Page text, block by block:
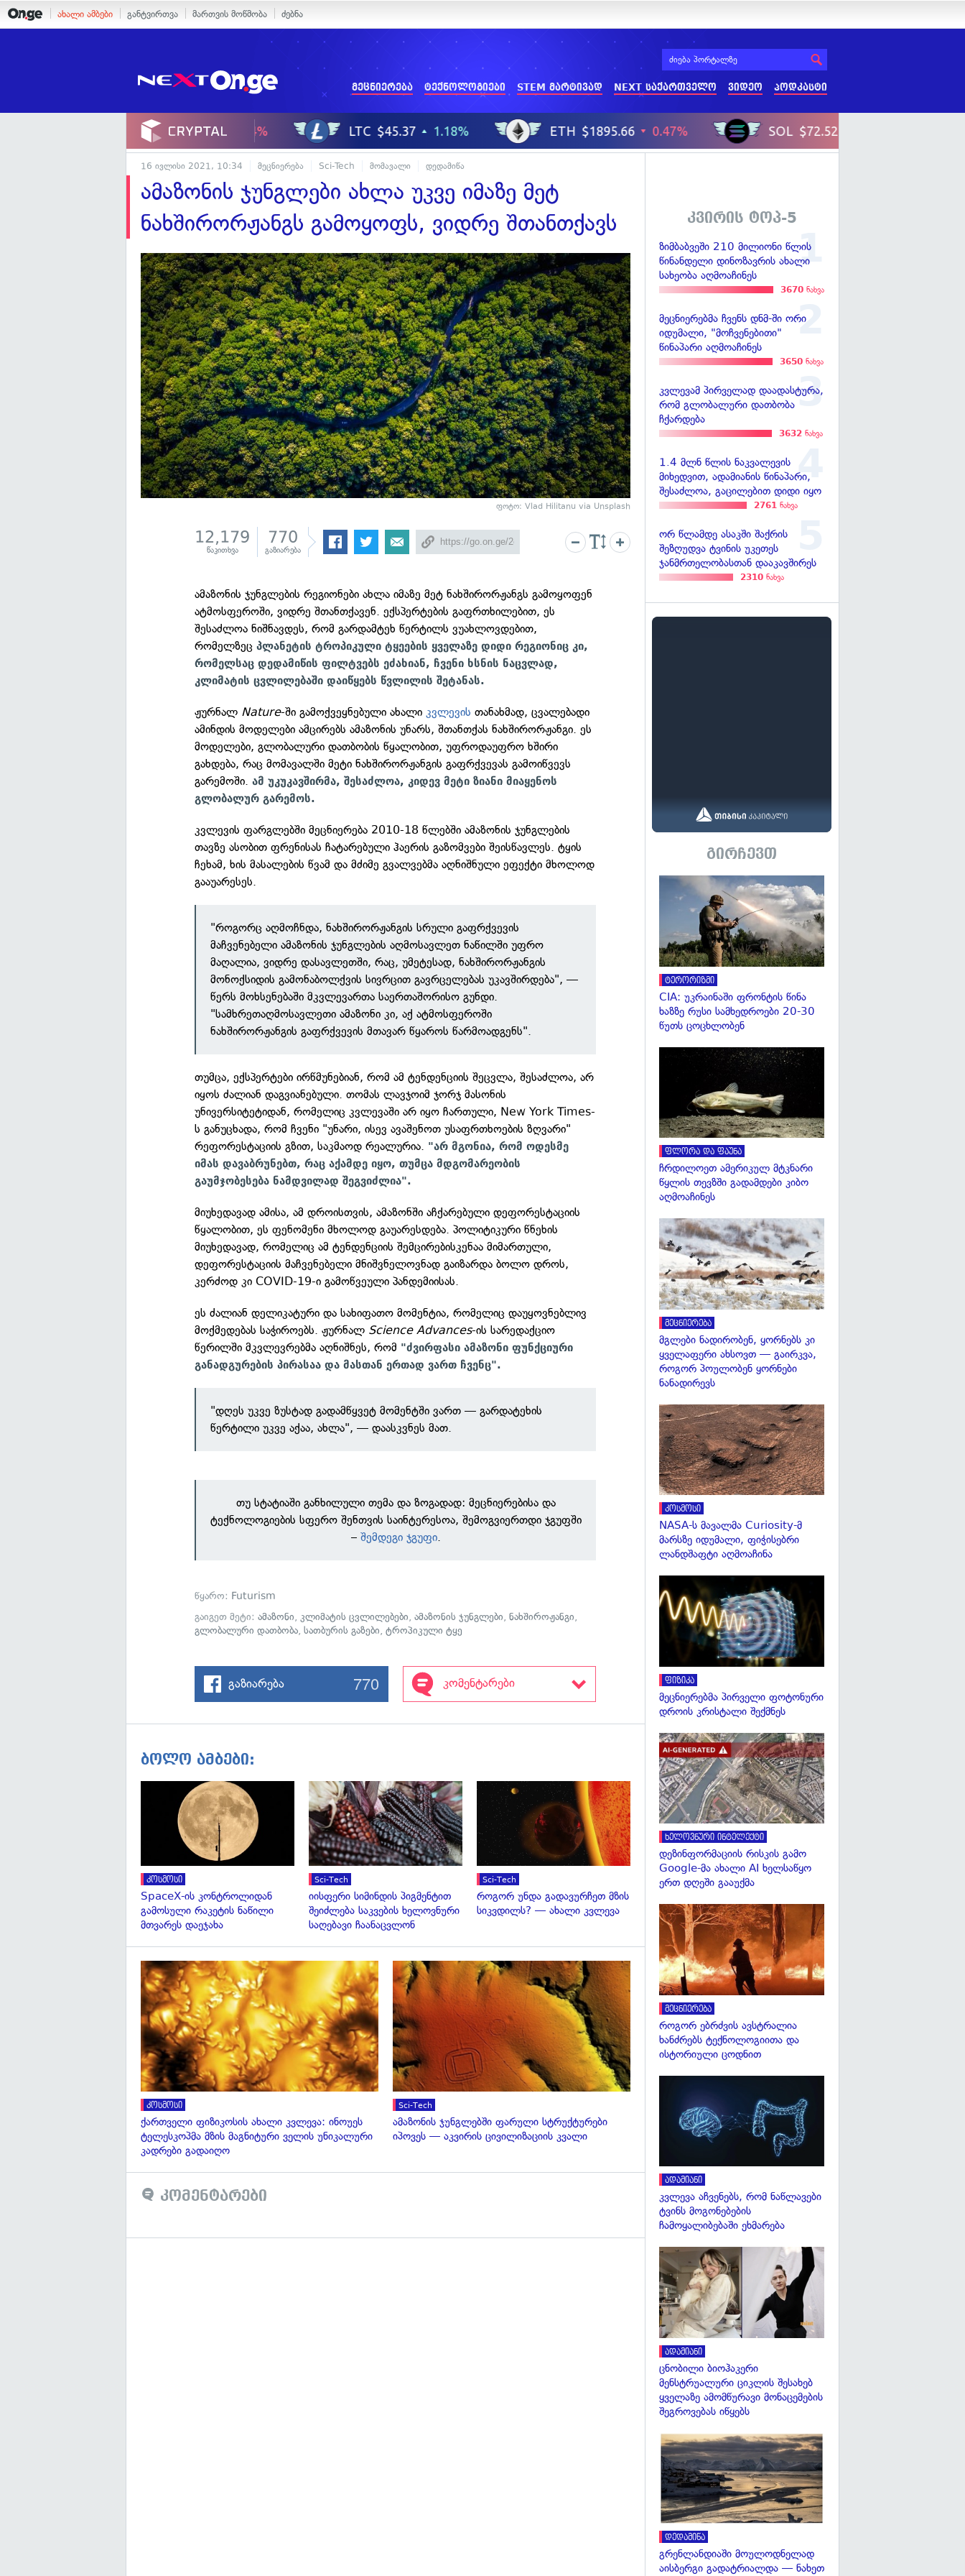
ახალი ამბები განტვირთვა მართვის მოწმობა ძებნა
მეცნიერება ტექნოლოგიები STEM მარტივად NEXT საქართველო ვიდეო პოდკასტი
16 ივლისი 2021, 10:34 მეცნიერება Sci-Tech მომავალი დედამიწა
ამაზონის ჯუნგლები ახლა უკვე იმაზე მეტ
ნახშირორჟანგს გამოყოფს, ვიდრე შთანთქავს
ფოტო: Vlad Hilitanu via Unsplash
12,179
წაკითხვა
770
გაზიარება
ამაზონის ჯუნგლების რეგიონები ახლა იმაზე მეტ ნახშირორჟანგს გამოყოფენ
ატმოსფეროში, ვიდრე შთანთქავენ. ექსპერტების გაფრთხილებით, ეს
შესაძლოა ნიშნავდეს, რომ გარდამტეხ წერტილს ვუახლოვდებით,
რომელზეცპლანეტის ტროპიკული ტყეების ყველაზე დიდი რეგიონიც კი,
რომელსაც დედამიწის ფილტვებს ეძახიან, ჩვენი ხსნის ნაცვლად,
კლიმატის ცვლილებაში დაიწყებს წვლილის შეტანას.
ჟურნალ Nature-ში გამოქვეყნებული ახალიკვლევისთანახმად, ცვალებადი
ამინდის მოდელები ამცირებს ამაზონის უნარს, შთანთქას ნახშირორჟანგი. ეს
მოდელები, გლობალური დათბობის წყალობით, უფროდაუფრო ხშირი
გახდება, რაც მომავალში მეტი ნახშირორჟანგის გაფრქვევას გამოიწვევს
გარემოში.ამ უკუკავშირმა, შესაძლოა, კიდევ მეტი ზიანი მიაყენოს
გლობალურ გარემოს.
კვლევის ფარგლებში მეცნიერება 2010-18 წლებში ამაზონის ჯუნგლების
თავზე ასობით ფრენისას ჩატარებული ჰაერის გაზომვები შეისწავლეს. ტყის
ჩეხამ, ხის მასალების წვამ და მძიმე გვალვებმა აღნიშნული ეფექტი მხოლოდ
გააუარესეს.
"როგორც აღმოჩნდა, ნახშირორჟანგის სრული გაფრქვევის
მაჩვენებელი ამაზონის ჯუნგლების აღმოსავლეთ ნაწილში უფრო
მაღალია, ვიდრე დასავლეთში, რაც, უმეტესად, ნახშირორჟანგის
მონოქსიდის გამონაბოლქვის სივრცით გავრცელებას უკავშირდება", —
წერს მოხსენებაში მკვლევართა საერთაშორისო გუნდი.
"სამხრეთაღმოსავლეთი ამაზონი კი, აქ ატმოსფეროში
ნახშირორჟანგის გაფრქვევის მთავარ წყაროს წარმოადგენს".
თუმცა, ექსპერტები ირწმუნებიან, რომ ამ ტენდენციის შეცვლა, შესაძლოა, არ
იყოს ძალიან დაგვიანებული. თომას ლავჯოიმ ჯორჯ მასონის
უნივერსიტეტიდან, რომელიც კვლევაში არ იყო ჩართული, New York Times-
ს განუცხადა, რომ ჩვენი "უნარი, ისევ ავაშენოთ უსაფრთხოების ზღვარი"
რეფორესტაციის გზით, საკმაოდ რეალურია. "არ მგონია, რომ ოდესმე
იმას დავაბრუნებთ, რაც აქამდე იყო, თუმცა მდგომარეობის
გაუმჯობესება ნამდვილად შეგვიძლია".
მიუხედავად ამისა, ამ დროისთვის, ამაზონში აჩქარებული დეფორესტაციის
წყალობით, ეს ფენომენი მხოლოდ გაუარესდება. პოლიტიკური წნეხის
მიუხედავად, რომელიც ამ ტენდენციის შემცირებისკენაა მიმართული,
დეფორესტაციის მაჩვენებელი მნიშვნელოვნად გაიზარდა ბოლო დროს,
კერძოდ კი COVID-19-ი გამოწვეული პანდემიისას.
ეს ძალიან დელიკატური და სახიფათო მომენტია, რომელიც დაუყოვნებლივ
მოქმედებას საჭიროებს. ჟურნალ Science Advances-ის სარედაქციო
წერილში მკვლევრებმა აღნიშნეს, რომ "ძვირფასი ამაზონი ფუნქციური
განადგურების პირასაა და მასთან ერთად ვართ ჩვენც".
"დღეს უკვე ზუსტად გადამწყვეტ მომენტში ვართ — გარდატეხის
წერტილი უკვე აქაა, ახლა", — დაასკვნეს მათ.
თუ სტატიაში განხილული თემა და ზოგადად: მეცნიერებისა და
ტექნოლოგიების სფერო შენთვის საინტერესოა, შემოგვიერთდი ჯგუფში
–შემდეგი ჯგუფი.
წყარო: Futurism
გაიგეთ მეტი:ამაზონი,კლიმატის ცვლილებები,ამაზონის ჯუნგლები,ნახშიროჟანგი,
გლობალური დათბობა,სათბურის გაზები,ტროპიკული ტყე
გაზიარება 770 კომენტარები
ბოლო ამბები:
გადახედვა
კოსმოსი
SpaceX-ის კონტროლიდან
გამოსული რაკეტის ნაწილი
მთვარეს დაეჯახა
გადახედვა
Sci-Tech
იისფერი სიმინდის პიგმენტით
შეიძლება საკვების ხელოვნური
საღებავი ჩაანაცვლონ
გადახედვა
Sci-Tech
როგორ უნდა გადავურჩეთ მზის
სიკვდილს? — ახალი კვლევა
გადახედვა
კოსმოსი
ქართველი ფიზიკოსის ახალი კვლევა: ინოუეს
ტელესკოპმა მზის მაგნიტური ველის უნიკალური
კადრები გადაიღო
გადახედვა
Sci-Tech
ამაზონის ჯუნგლებში ფარული სტრუქტურები
იპოვეს — აკვირის ცივილიზაციის კვალი
კომენტარები
კვირის ტოპ-5
ზიმბაბვეში 210 მილიონი წლის
წინანდელი დინოზავრის ახალი
სახეობა აღმოაჩინეს
3670 ნახვა
მეცნიერებმა ჩვენს დნმ-ში ორი
იდუმალი, "მოჩვენებითი"
წინაპარი აღმოაჩინეს
3650 ნახვა
კვლევამ პირველად დაადასტურა,
რომ გლობალური დათბობა
ჩქარდება
3632 ნახვა
1.4 მლნ წლის ნაკვალევის
მიხედვით, ადამიანის წინაპარი,
შესაძლოა, გაცილებით დიდი იყო
2761 ნახვა
ორ წლამდე ასაკში შაქრის
შეზღუდვა ტვინის უკეთეს
ჯანმრთელობასთან დააკავშირეს
2310 ნახვა
გირჩევთ
ტერორიზმი
CIA: უკრაინაში ფრონტის წინა
ხაზზე რუსი სამხედროები 20-30
წუთს ცოცხლობენ
ფლორა და ფაუნა
ჩრდილოეთ ამერიკულ მტკნარი
წყლის თევზში გადამდები კიბო
აღმოაჩინეს
მეცნიერება
მგლები ნადირობენ, ყორნებს კი
ყველაფერი ახსოვთ — გაირკვა,
როგორ პოულობენ ყორნები
ნანადირევს
კოსმოსი
NASA-ს მავალმა Curiosity-მ
მარსზე იდუმალი, ფიჭისებრი
ლანდშაფტი აღმოაჩინა
ფიზიკა
მეცნიერებმა პირველი ფოტონური
დროის კრისტალი შექმნეს
ხელოვნური ინტელექტი
დეზინფორმაციის რისკის გამო
Google-მა ახალი AI ხელსაწყო
ერთ დღეში გააუქმა
მეცნიერება
როგორ ებრძვის ავსტრალია
ხანძრებს ტექნოლოგიითა და
ისტორიული ცოდნით
ადამიანი
კვლევა აჩვენებს, რომ ნაწლავები
ტვინს მოგონებების
ჩამოყალიბებაში ეხმარება
ადამიანი
ცნობილი ბიოჰაკერი
მენსტრუალური ციკლის შესახებ
ყველაზე ამომწურავი მონაცემების
შეგროვებას იწყებს
დედამიწა
გრენლანდიაში მოულოდნელად
აისბერგი გადატრიალდა — ნახეთ